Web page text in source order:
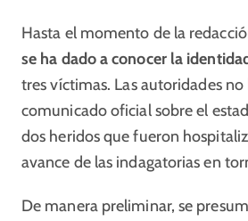
Hasta el momento de la
se ha dado a conocer la
tres víctimas. Las autoridades
comunicado oficial sobre el
dos heridos que fueron
avance de las indagatorias en
De manera preliminar, se